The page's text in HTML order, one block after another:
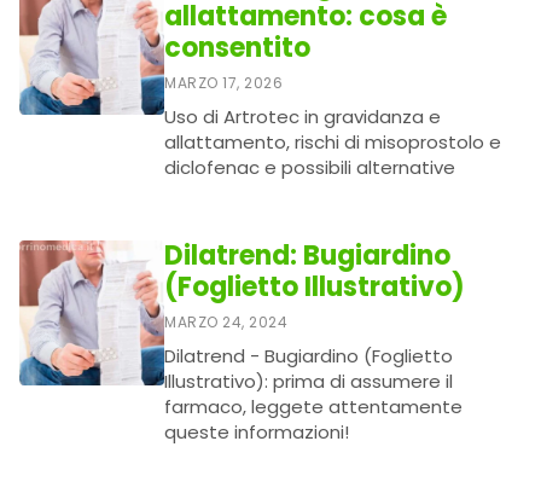
allattamento: cosa è
consentito
MARZO 17, 2026
Uso di Artrotec in gravidanza e
allattamento, rischi di misoprostolo e
diclofenac e possibili alternative
Dilatrend: Bugiardino
(Foglietto Illustrativo)
MARZO 24, 2024
Dilatrend - Bugiardino (Foglietto
Illustrativo): prima di assumere il
farmaco, leggete attentamente
queste informazioni!